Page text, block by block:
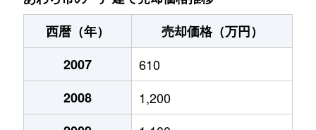
西暦（年）
売却価格（万円）
2007
610
2008
1,200